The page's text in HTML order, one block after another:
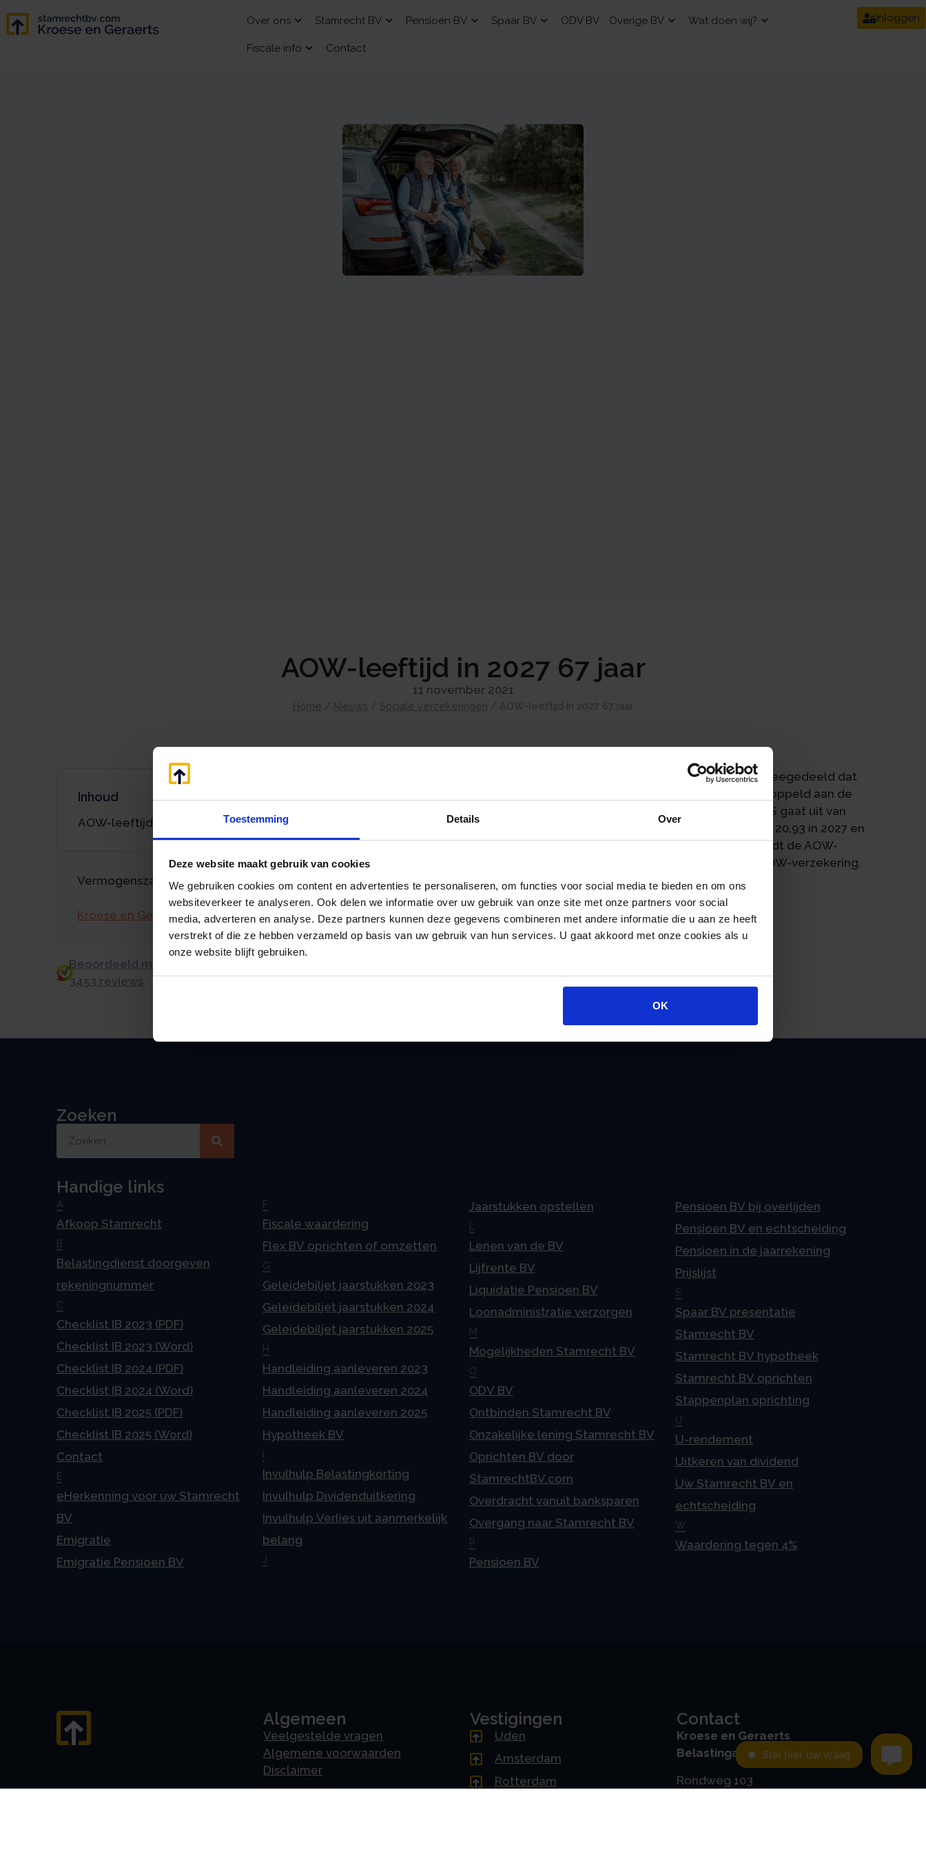
Toestemming Details Over
Deze website maakt gebruik van cookies
We gebruiken cookies om content en advertenties te personaliseren, om functies voor social media te bieden en om ons
websiteverkeer te analyseren. Ook delen we informatie over uw gebruik van onze site met onze partners voor social
media, adverteren en analyse. Deze partners kunnen deze gegevens combineren met andere informatie die u aan ze heeft
verstrekt of die ze hebben verzameld op basis van uw gebruik van hun services. U gaat akkoord met onze cookies als u
onze website blijft gebruiken.
OK
Over ons Stamrecht BV Pensioen BV Spaar BV ODV BV Overige BV Wat doen wij?
Fiscale info Contact
Inloggen
AOW-leeftijd in 2027 67 jaar
11 november 2021
Home / Nieuws / Sociale verzekeringen / AOW-leeftijd in 2027 67 jaar
Inhoud
AOW-leeftijd in 2027 67 jaar
Vermogenszaken goed regelen?
Kroese en Geraerts
Beoordeeld met een 9.0 uit 10 op basis van
3453 reviews
De staatssecretaris van SZW heeft in een brief aan de Tweede Kamer meegedeeld dat
de AOW-leeftijd ook in het jaar 2027 67 jaar blijft. De AOW-leeftijd is gekoppeld aan de
gemiddelde resterende levensverwachting op 65-jarige leeftijd. Het CBS gaat uit van
een gemiddelde resterende levensverwachting op 65-jarige leeftijd van 20,93 in 2027 en
van 21,62 in 2033. Op grond van deze resterende levensverwachting wordt de AOW-
leeftijd niet verhoogd. Dat geldt ook voor de aanvangsleeftijd van de AOW-verzekering.
Deze blijft in 2027 17 jaar.
Zoeken
Handige links
A
Afkoop Stamrecht
B
Belastingdienst doorgeven
rekeningnummer
C
Checklist IB 2023 (PDF)
Checklist IB 2023 (Word)
Checklist IB 2024 (PDF)
Checklist IB 2024 (Word)
Checklist IB 2025 (PDF)
Checklist IB 2025 (Word)
Contact
E
eHerkenning voor uw Stamrecht
BV
Emigratie
Emigratie Pensioen BV
F
Fiscale waardering
Flex BV oprichten of omzetten
G
Geleidebiljet jaarstukken 2023
Geleidebiljet jaarstukken 2024
Geleidebiljet jaarstukken 2025
H
Handleiding aanleveren 2023
Handleiding aanleveren 2024
Handleiding aanleveren 2025
Hypotheek BV
Invulhulp Belastingkorting
Invulhulp Dividenduitkering
Invulhulp Verlies uit aanmerkelijk
belang
J
Jaarstukken opstellen
L
Lenen van de BV
Lijfrente BV
Liquidatie Pensioen BV
Loonadministratie verzorgen
M
Mogelijkheden Stamrecht BV
O
ODV BV
Ontbinden Stamrecht BV
Onzakelijke lening Stamrecht BV
Oprichten BV door
StamrechtBV.com
Overdracht vanuit banksparen
Overgang naar Stamrecht BV
P
Pensioen BV
Pensioen BV bij overlijden
Pensioen BV en echtscheiding
Pensioen in de jaarrekening
Prijslijst
S
Spaar BV presentatie
Stamrecht BV
Stamrecht BV hypotheek
Stamrecht BV oprichten
Stappenplan oprichting
U
U-rendement
Uitkeren van dividend
Uw Stamrecht BV en
echtscheiding
W
Waardering tegen 4%
Algemeen
Veelgestelde vragen
Algemene voorwaarden
Disclaimer
Vestigingen
Uden
Amsterdam
Rotterdam
Contact
Kroese en Geraerts
Belastingadvies BV
Rondweg 103